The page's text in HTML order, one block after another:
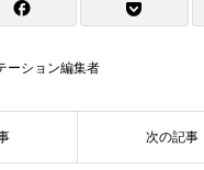
ーション編集者